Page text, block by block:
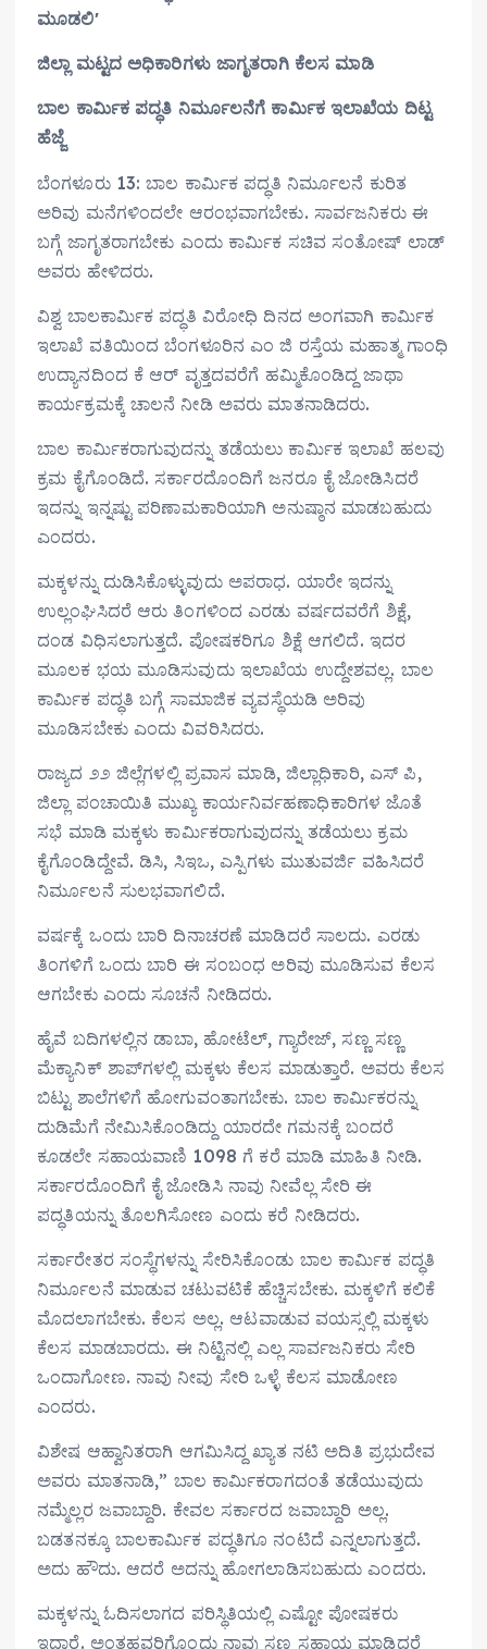
ಮೂಡಲಿʼ
ಜಿಲ್ಲಾ ಮಟ್ಟದ ಅಧಿಕಾರಿಗಳು ಜಾಗೃತರಾಗಿ ಕೆಲಸ ಮಾಡಿ
ಬಾಲ ಕಾರ್ಮಿಕ ಪದ್ಧತಿ ನಿರ್ಮೂಲನೆಗೆ ಕಾರ್ಮಿಕ‌ ಇಲಾಖೆಯ ದಿಟ್ಟ
ಹೆಜ್ಜೆ
ಬೆಂಗಳೂರು 13: ಬಾಲ ಕಾರ್ಮಿಕ ಪದ್ಧತಿ ನಿರ್ಮೂಲನೆ ಕುರಿತ
ಅರಿವು ಮನೆಗಳಿಂದಲೇ ಆರಂಭವಾಗಬೇಕು. ಸಾರ್ವಜನಿಕರು ಈ
ಬಗ್ಗೆ ಜಾಗೃತರಾಗಬೇಕು ಎಂದು ಕಾರ್ಮಿಕ ಸಚಿವ ಸಂತೋಷ್‌ ಲಾಡ್‌
ಅವರು ಹೇಳಿದರು.
ವಿಶ್ವ ಬಾಲಕಾರ್ಮಿಕ ಪದ್ಧತಿ ವಿರೋಧಿ ದಿನದ ಅಂಗವಾಗಿ ಕಾರ್ಮಿಕ
ಇಲಾಖೆ ವತಿಯಿಂದ ಬೆಂಗಳೂರಿನ ಎಂ ಜಿ ರಸ್ತೆಯ ಮಹಾತ್ಮ ಗಾಂಧಿ
ಉದ್ಯಾನದಿಂದ ಕೆ ಆರ್‌ ವೃತ್ತದವರೆಗೆ ಹಮ್ಮಿಕೊಂಡಿದ್ದ ಜಾಥಾ
ಕಾರ್ಯಕ್ರಮಕ್ಕೆ ಚಾಲನೆ ನೀಡಿ ಅವರು ಮಾತನಾಡಿದರು.
ಬಾಲ ಕಾರ್ಮಿಕರಾಗುವುದನ್ನು ತಡೆಯಲು ಕಾರ್ಮಿಕ ಇಲಾಖೆ ಹಲವು
ಕ್ರಮ ಕೈಗೊಂಡಿದೆ. ಸರ್ಕಾರದೊಂದಿಗೆ ಜನರೂ ಕೈ ಜೋಡಿಸಿದರೆ
ಇದನ್ನು ಇನ್ನಷ್ಟು ಪರಿಣಾಮಕಾರಿಯಾಗಿ ಅನುಷ್ಠಾನ ಮಾಡಬಹುದು
ಎಂದರು.
ಮಕ್ಕಳನ್ನು ದುಡಿಸಿಕೊಳ್ಳುವುದು ಅಪರಾಧ. ಯಾರೇ ಇದನ್ನು
ಉಲ್ಲಂಘಿಸಿದರೆ ಆರು ತಿಂಗಳಿಂದ ಎರಡು ವರ್ಷದವರೆಗೆ ಶಿಕ್ಷೆ,
ದಂಡ ವಿಧಿಸಲಾಗುತ್ತದೆ. ಪೋಷಕರಿಗೂ ಶಿಕ್ಷೆ ಆಗಲಿದೆ. ಇದರ
ಮೂಲಕ ಭಯ ಮೂಡಿಸುವುದು ಇಲಾಖೆಯ ಉದ್ದೇಶವಲ್ಲ. ಬಾಲ
ಕಾರ್ಮಿಕ ಪದ್ಧತಿ ಬಗ್ಗೆ ಸಾಮಾಜಿಕ ವ್ಯವಸ್ಥೆಯಡಿ ಅರಿವು
ಮೂಡಿಸಬೇಕು ಎಂದು ವಿವರಿಸಿದರು.
ರಾಜ್ಯದ ೨೨ ಜಿಲ್ಲೆಗಳಲ್ಲಿ ಪ್ರವಾಸ ಮಾಡಿ, ಜಿಲ್ಲಾಧಿಕಾರಿ, ಎಸ್‌ ಪಿ,
ಜಿಲ್ಲಾ ಪಂಚಾಯಿತಿ ಮುಖ್ಯ ಕಾರ್ಯನಿರ್ವಹಣಾಧಿಕಾರಿಗಳ ಜೊತೆ
ಸಭೆ ಮಾಡಿ ಮಕ್ಕಳು ಕಾರ್ಮಿಕರಾಗುವುದನ್ನು ತಡೆಯಲು ಕ್ರಮ
ಕೈಗೊಂಡಿದ್ದೇವೆ. ಡಿಸಿ, ಸಿಇಒ, ಎಸ್ಪಿಗಳು ಮುತುವರ್ಜಿ ವಹಿಸಿದರೆ
ನಿರ್ಮೂಲನೆ ಸುಲಭವಾಗಲಿದೆ.
ವರ್ಷಕ್ಕೆ ಒಂದು ಬಾರಿ ದಿನಾಚರಣೆ ಮಾಡಿದರೆ ಸಾಲದು. ಎರಡು
ತಿಂಗಳಿಗೆ ಒಂದು ಬಾರಿ ಈ ಸಂಬಂಧ ಅರಿವು ಮೂಡಿಸುವ ಕೆಲಸ
ಆಗಬೇಕು ಎಂದು ಸೂಚನೆ ನೀಡಿದರು.
ಹೈವೆ ಬದಿಗಳಲ್ಲಿನ ಡಾಬಾ, ಹೋಟೆಲ್‌, ಗ್ಯಾರೇಜ್‌, ಸಣ್ಣ ಸಣ್ಣ
ಮೆಕ್ಯಾನಿಕ್‌ ಶಾಪ್‌ಗಳಲ್ಲಿ ಮಕ್ಕಳು ಕೆಲಸ ಮಾಡುತ್ತಾರೆ. ಅವರು ಕೆಲಸ
ಬಿಟ್ಟು ಶಾಲೆಗಳಿಗೆ ಹೋಗುವಂತಾಗಬೇಕು. ಬಾಲ ಕಾರ್ಮಿಕರನ್ನು
ದುಡಿಮೆಗೆ ನೇಮಿಸಿಕೊಂಡಿದ್ದು ಯಾರದೇ ಗಮನಕ್ಕೆ ಬಂದರೆ
ಕೂಡಲೇ ಸಹಾಯವಾಣಿ 1098 ಗೆ ಕರೆ ಮಾಡಿ ಮಾಹಿತಿ ನೀಡಿ.
ಸರ್ಕಾರದೊಂದಿಗೆ ಕೈ ಜೋಡಿಸಿ ನಾವು ನೀವೆಲ್ಲ ಸೇರಿ ಈ
ಪದ್ಧತಿಯನ್ನು ತೊಲಗಿಸೋಣ ಎಂದು ಕರೆ ನೀಡಿದರು.
ಸರ್ಕಾರೇತರ ಸಂಸ್ಥೆಗಳನ್ನು ಸೇರಿಸಿಕೊಂಡು ಬಾಲ ಕಾರ್ಮಿಕ ಪದ್ಧತಿ
ನಿರ್ಮೂಲನೆ ಮಾಡುವ ಚಟುವಟಿಕೆ ಹೆಚ್ಚಿಸಬೇಕು. ಮಕ್ಕಳಿಗೆ ಕಲಿಕೆ
ಮೊದಲಾಗಬೇಕು. ಕೆಲಸ ಅಲ್ಲ. ಆಟವಾಡುವ ವಯಸ್ಸಲ್ಲಿ ಮಕ್ಕಳು
ಕೆಲಸ ಮಾಡಬಾರದು. ಈ ನಿಟ್ಟಿನಲ್ಲಿ ಎಲ್ಲ ಸಾರ್ವಜನಿಕರು ಸೇರಿ
ಒಂದಾಗೋಣ. ನಾವು ನೀವು ಸೇರಿ ಒಳ್ಳೆ ಕೆಲಸ ಮಾಡೋಣ
ಎಂದರು.
ವಿಶೇಷ ಆಹ್ವಾನಿತರಾಗಿ ಆಗಮಿಸಿದ್ದ ಖ್ಯಾತ ನಟಿ ಅದಿತಿ ಪ್ರಭುದೇವ
ಅವರು ಮಾತನಾಡಿ,” ಬಾಲ ಕಾರ್ಮಿಕರಾಗದಂತೆ ತಡೆಯುವುದು
ನಮ್ಮೆಲ್ಲರ ಜವಾಬ್ದಾರಿ. ಕೇವಲ ಸರ್ಕಾರದ ಜವಾಬ್ದಾರಿ ಅಲ್ಲ.
ಬಡತನಕ್ಕೂ ಬಾಲಕಾರ್ಮಿಕ ಪದ್ಧತಿಗೂ ನಂಟಿದೆ ಎನ್ನಲಾಗುತ್ತದೆ.
ಅದು ಹೌದು. ಆದರೆ ಅದನ್ನು ಹೋಗಲಾಡಿಸಬಹುದು ಎಂದರು.
ಮಕ್ಕಳನ್ನು ಓದಿಸಲಾಗದ ಪರಿಸ್ಥಿತಿಯಲ್ಲಿ ಎಷ್ಟೋ ಪೋಷಕರು
ಇದ್ದಾರೆ. ಅಂತಹವರಿಗೊಂದು ನಾವು ಸಣ್ಣ ಸಹಾಯ ಮಾಡಿದರೆ